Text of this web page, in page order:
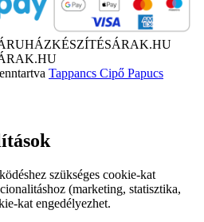
Tappancs Cipő Papucs
szükséges cookie-kat
(marketing, statisztika,
kat engedélyezhet.